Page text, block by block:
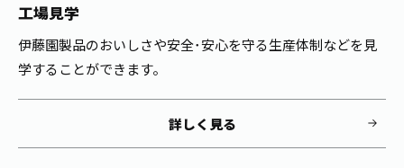
工場見学
伊藤園製品のおいしさや安全･安心を守る生産体制などを見
学することができます。
詳しく見る